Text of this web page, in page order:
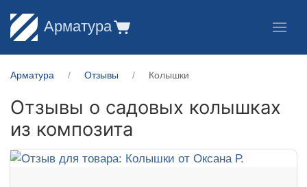
Арматура
Арматура Отзывы Колышки
Отзывы о садовых колышках
из композита